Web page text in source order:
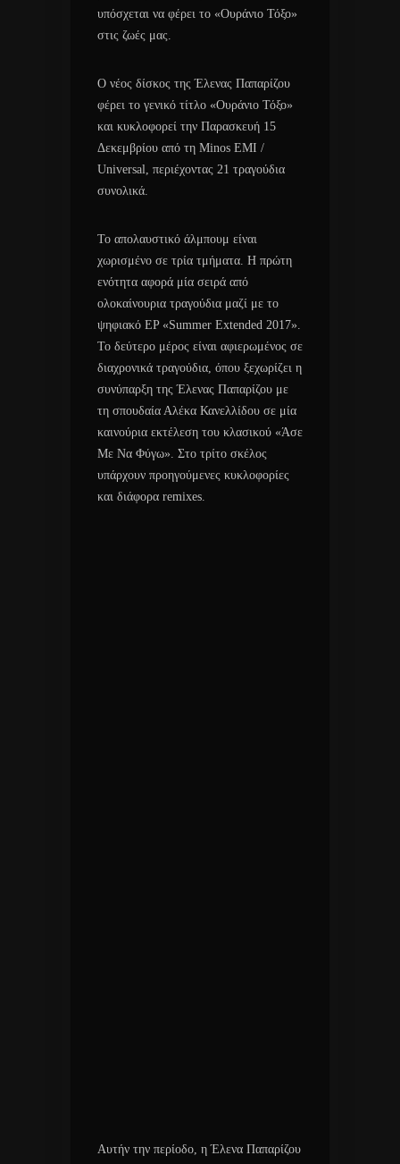
υπόσχεται να φέρει το «Ουράνιο Τόξο»
στις ζωές μας.
Ο νέος δίσκος της Έλενας Παπαρίζου
φέρει το γενικό τίτλο «Ουράνιο Τόξο»
και κυκλοφορεί την Παρασκευή 15
Δεκεμβρίου από τη Minos EMI /
Universal, περιέχοντας 21 τραγούδια
συνολικά.
Το απολαυστικό άλμπουμ είναι
χωρισμένο σε τρία τμήματα. Η πρώτη
ενότητα αφορά μία σειρά από
ολοκαίνουρια τραγούδια μαζί με το
ψηφιακό EP «Summer Extended 2017».
Το δεύτερο μέρος είναι αφιερωμένος σε
διαχρονικά τραγούδια, όπου ξεχωρίζει η
συνύπαρξη της Έλενας Παπαρίζου με
τη σπουδαία Αλέκα Κανελλίδου σε μία
καινούρια εκτέλεση του κλασικού «Άσε
Με Να Φύγω». Στο τρίτο σκέλος
υπάρχουν προηγούμενες κυκλοφορίες
και διάφορα remixes.
Αυτήν την περίοδο, η Έλενα Παπαρίζου